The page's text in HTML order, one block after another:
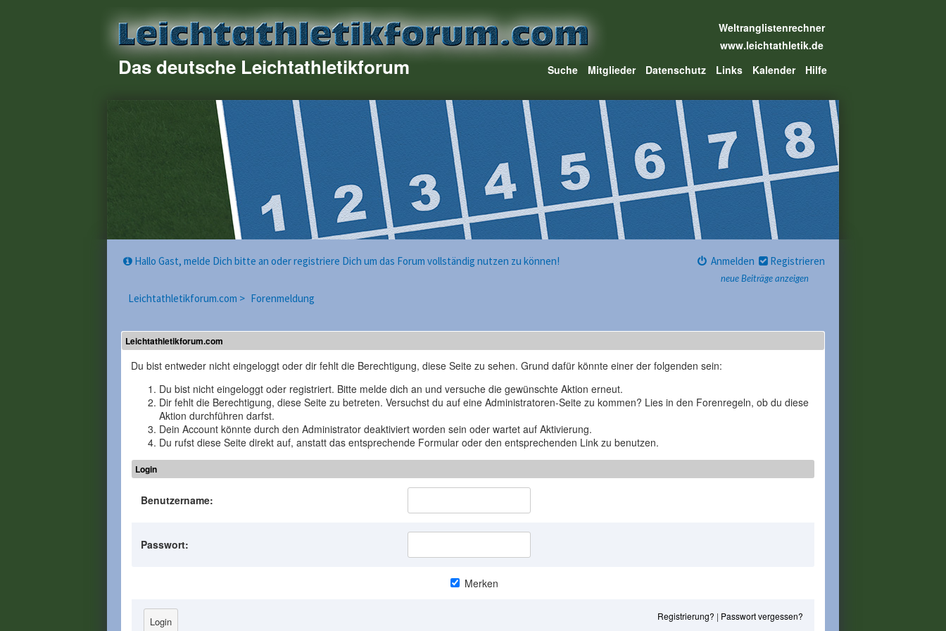
Das deutsche Leichtathletikforum
Weltranglistenrechner
www.leichtathletik.de
Suche
Mitglieder Datenschutz Links Kalender Hilfe
neue Beiträge anzeigen
Hallo Gast, melde Dich bitte an oder registriere Dich um das Forum vollständig nutzen zu können! Anmelden Registrieren
Leichtathletikforum.com > Forenmeldung
Leichtathletikforum.com
Du bist entweder nicht eingeloggt oder dir fehlt die Berechtigung, diese Seite zu sehen. Grund dafür könnte einer der folgenden sein:
Du bist nicht eingeloggt oder registriert. Bitte melde dich an und versuche die gewünschte Aktion erneut.
Dir fehlt die Berechtigung, diese Seite zu betreten. Versuchst du auf eine Administratoren-Seite zu kommen? Lies in den Forenregeln, ob du diese
Aktion durchführen darfst.
Dein Account könnte durch den Administrator deaktiviert worden sein oder wartet auf Aktivierung.
Du rufst diese Seite direkt auf, anstatt das entsprechende Formular oder den entsprechenden Link zu benutzen.
Login
Benutzername:
Passwort:
Merken
Registrierung? | Passwort vergessen?